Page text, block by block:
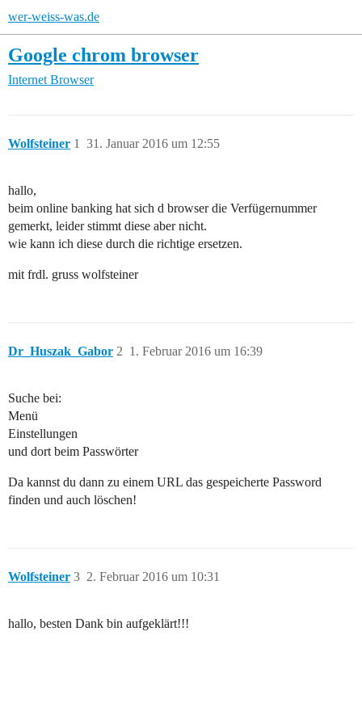
wer-weiss-was.de
Google chrom browser
Internet Browser
Wolfsteiner 31. Januar 2016 um 12:55
1
hallo,
beim online banking hat sich d browser die Verfügernummer
gemerkt, leider stimmt diese aber nicht.
wie kann ich diese durch die richtige ersetzen.
mit frdl. gruss wolfsteiner
Dr_Huszak_Gabor 1. Februar 2016 um 16:39
2
Suche bei:
Menü
Einstellungen
und dort beim Passwörter
Da kannst du dann zu einem URL das gespeicherte Password
finden und auch löschen!
Wolfsteiner 2. Februar 2016 um 10:31
3
hallo, besten Dank bin aufgeklärt!!!